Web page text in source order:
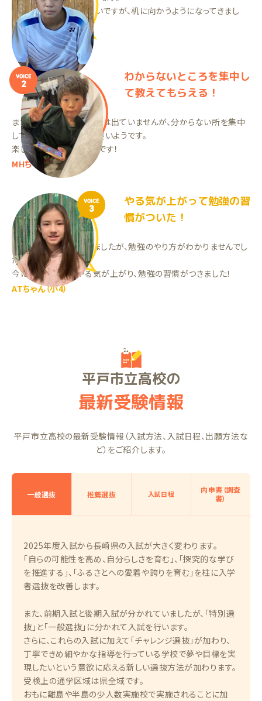
まだまだ自主的ではないですが、机に向かうようになってきまし
た。
ASくん（中1）
VOICE
2
わからないところを集中し
て教えてもらえる！
まだ始めたばかりで結果は出ていませんが、分からない所を集中
して教えてもらえるのが良いようです。
楽しく指導している様子です！
MHちゃん（小6）
VOICE
3
やる気が上がって勉強の習
慣がついた！
元々自分で勉強していましたが、勉強のやり方がわかりませんでし
た。
今は勉強に対してやる気が上がり、勉強の習慣がつきました！
ATちゃん（小4）
平戸市立高校の
最新受験情報
平戸市立高校の最新受験情報（入試方法、入試日程、出願方法な
ど）をご紹介します。
一般選抜 推薦選抜 入試日程
内申書（調査
書）
2025年度入試から長崎県の入試が大きく変わります。
「自らの可能性を高め、自分らしさを育む」、「探究的な学び
を推進する」、「ふるさとへの愛着や誇りを育む」を柱に入学
者選抜を改善します。
また、前期入試と後期入試が分かれていましたが、「特別選
抜」と「一般選抜」に分かれて入試を行います。
さらに、これらの入試に加えて「チャレンジ選抜」が加わり、
丁寧できめ細やかな指導を行っている学校で夢や目標を実
現したいという意欲に応える新しい選抜方法が加わります。
受検上の通学区域は県全域です。
おもに離島や半島の少人数実施校で実施されることに加